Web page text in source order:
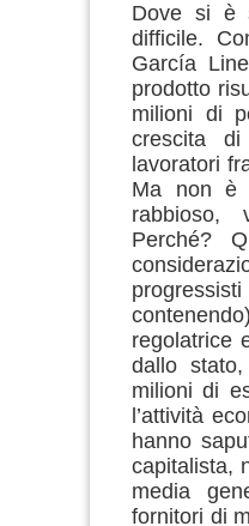
Dove si è
difficile.
García
prodotto
milioni di
crescita
lavoratori
Ma non è
rabbioso,
Perché?
regolatrice
dallo
milioni di
l’attività
hanno
capitalista,
media
fornitori di